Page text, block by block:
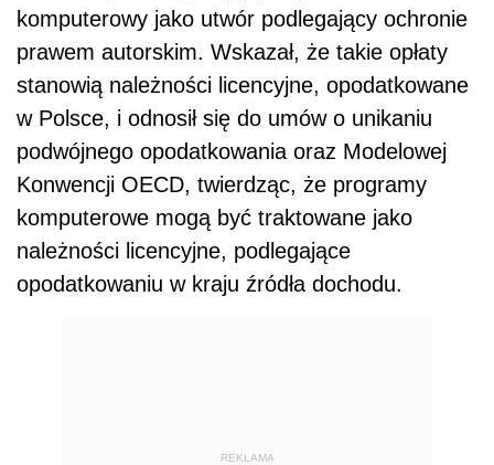
komputerowy jako utwór podlegający ochronie
prawem autorskim. Wskazał, że takie opłaty
stanowią należności licencyjne, opodatkowane
w Polsce, i odnosił się do umów o unikaniu
podwójnego opodatkowania oraz Modelowej
Konwencji OECD, twierdząc, że programy
komputerowe mogą być traktowane jako
należności licencyjne, podlegające
opodatkowaniu w kraju źródła dochodu.
REKLAMA